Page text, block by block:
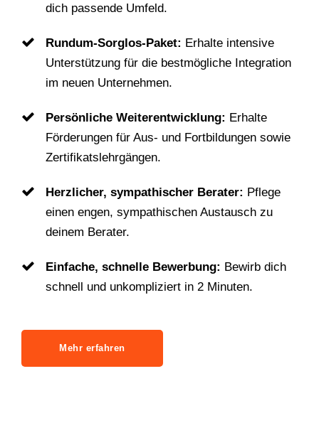
dich passende Umfeld.
Rundum-Sorglos-Paket: Erhalte intensive
Unterstützung für die bestmögliche Integration
im neuen Unternehmen.
Persönliche Weiterentwicklung: Erhalte
Förderungen für Aus- und Fortbildungen sowie
Zertifikatslehrgängen.
Herzlicher, sympathischer Berater: Pflege
einen engen, sympathischen Austausch zu
deinem Berater.
Einfache, schnelle Bewerbung: Bewirb dich
schnell und unkompliziert in 2 Minuten.
Mehr erfahren